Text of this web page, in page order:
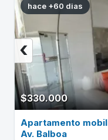
hace +60 dias
$330.000
‹
Apartamento
Av. Balboa